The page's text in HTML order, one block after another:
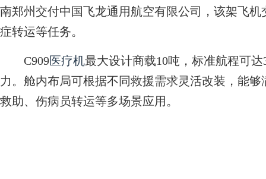
南郑州交付中国飞龙通用航空有限公司，该架飞
症转运等任务。
C909医疗机最大设计商载10吨，标准航程可
力。舱内布局可根据不同救援需求灵活改装，能
救助、伤病员转运等多场景应用。